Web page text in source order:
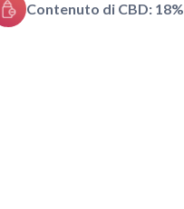
Contenuto di CBD: 18%